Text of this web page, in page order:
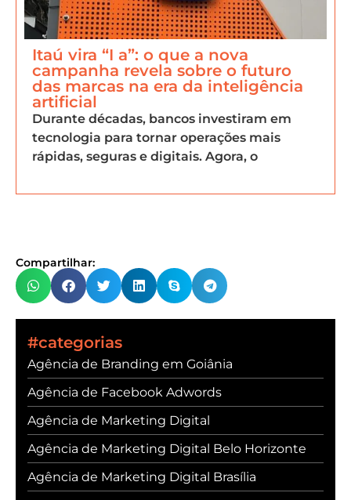
Itaú vira “I a”: o que a nova
campanha revela sobre o futuro
das marcas na era da inteligência
artificial
Durante décadas, bancos investiram em
tecnologia para tornar operações mais
rápidas, seguras e digitais. Agora, o
Compartilhar:
#categorias
Agência de Branding em Goiânia
Agência de Facebook Adwords
Agência de Marketing Digital
Agência de Marketing Digital Belo Horizonte
Agência de Marketing Digital Brasília